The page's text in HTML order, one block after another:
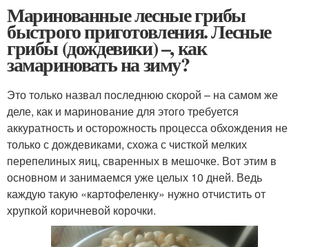
Маринованные лесные грибы
быстрого приготовления. Лесные
грибы (дождевики) –, как
замариновать на зиму?
Это только назвал последнюю скорой – на самом же
деле, как и маринование для этого требуется
аккуратность и осторожность процесса обхождения не
только с дождевиками, схожа с чисткой мелких
перепелиных яиц, сваренных в мешочке. Вот этим в
основном и занимаемся уже целых 10 дней. Ведь
каждую такую «картофеленку» нужно отчистить от
хрупкой коричневой корочки.